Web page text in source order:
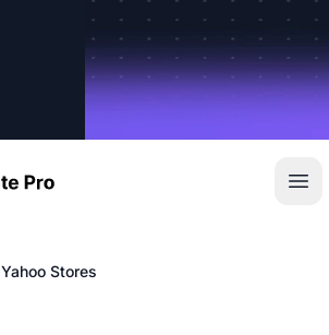
Yahoo Stores